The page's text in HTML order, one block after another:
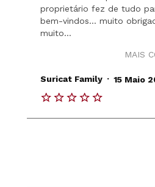
proprietário fez de tudo
bem-vindos... muito
muito...
MAIS
Suricat Family . 15 Maio